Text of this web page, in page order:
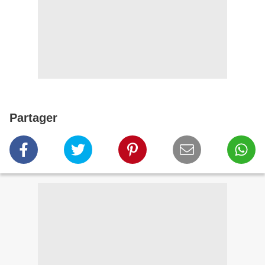
Partager